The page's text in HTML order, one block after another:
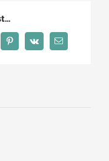
Pinterest
Vk Email